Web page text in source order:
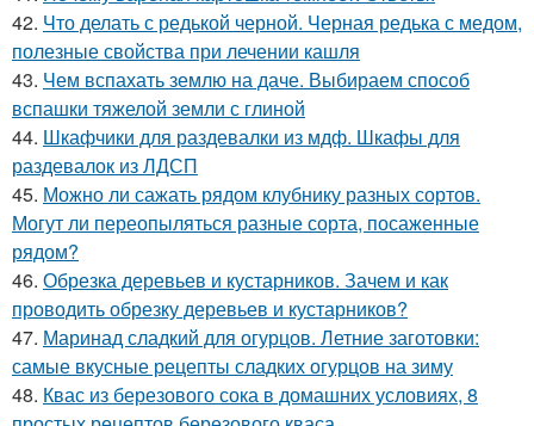
42. Что делать с редькой черной. Черная редька с медом,
полезные свойства при лечении кашля
43. Чем вспахать землю на даче. Выбираем способ
вспашки тяжелой земли с глиной
44. Шкафчики для раздевалки из мдф. Шкафы для
раздевалок из ЛДСП
45. Можно ли сажать рядом клубнику разных сортов.
Могут ли переопыляться разные сорта, посаженные
рядом?
46. Обрезка деревьев и кустарников. Зачем и как
проводить обрезку деревьев и кустарников?
47. Маринад сладкий для огурцов. Летние заготовки:
самые вкусные рецепты сладких огурцов на зиму
48. Квас из березового сока в домашних условиях, 8